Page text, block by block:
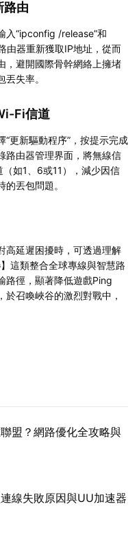
路由
入“ipconfig /release”和
由器重新獲取IP地址，從而
，避開國際骨幹網絡上擁堵
失率。
Fi信道
更新驅動程序”，按提示完成
路由器管理界面，將無線信
（如1、6或11），減少因信
丟包問題。
高延遲困擾時，可透過理解
】這類整合全球專線與智慧路
路徑，顯著降低遊戲Ping
召喚峽谷的激烈對戰中，
盟？網路優化全攻略與
線失敗原因與UU加速器